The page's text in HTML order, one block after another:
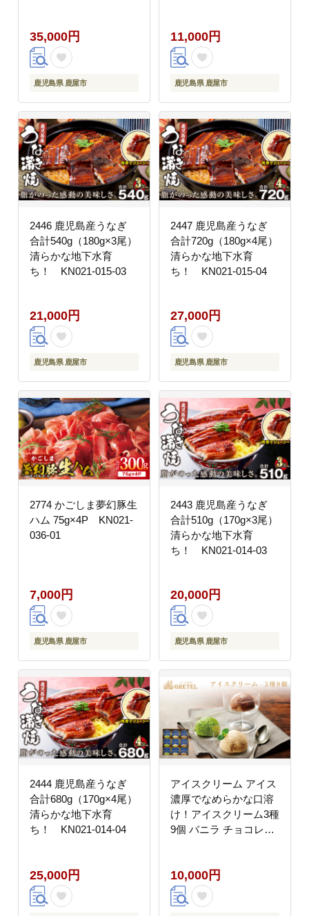
35,000円
鹿児島県 鹿屋市
11,000円
鹿児島県 鹿屋市
2446 鹿児島産うなぎ
合計540g（180g×3尾）
清らかな地下水育
ち！ KN021-015-03
21,000円
鹿児島県 鹿屋市
2447 鹿児島産うなぎ
合計720g（180g×4尾）
清らかな地下水育
ち！ KN021-015-04
27,000円
鹿児島県 鹿屋市
2774 かごしま夢幻豚生
ハム 75g×4P KN021-
036-01
7,000円
鹿児島県 鹿屋市
2443 鹿児島産うなぎ
合計510g（170g×3尾）
清らかな地下水育
ち！ KN021-014-03
20,000円
鹿児島県 鹿屋市
2444 鹿児島産うなぎ
合計680g（170g×4尾）
清らかな地下水育
ち！ KN021-014-04
25,000円
アイスクリーム アイス
濃厚でなめらかな口溶
け！アイスクリーム3種
9個 バニラ チョコレー
洋菓子 人気 詰め合わせ
【財宝】 KN021-025-
01
10,000円